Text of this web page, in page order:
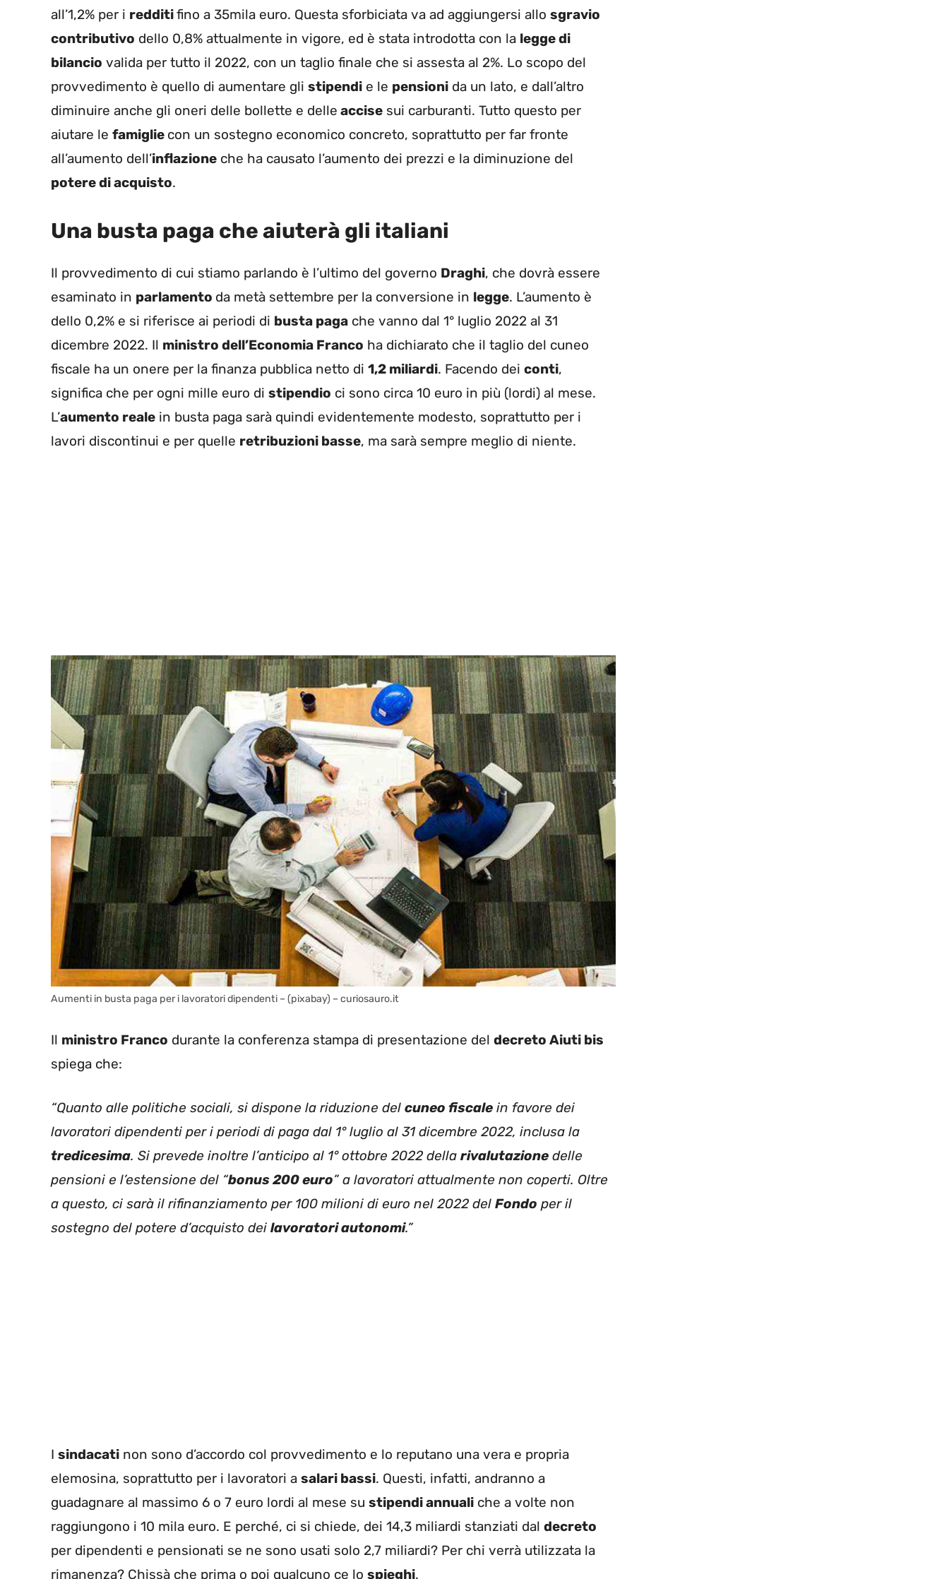
all’1,2% per i redditifino a 35mila euro. Questa sforbiciata va ad aggiungersi allo sgravio
contributivo dello 0,8% attualmente in vigore, ed è stata introdotta con la legge di
bilancio valida per tutto il 2022, con un taglio finale che si assesta al 2%. Lo scopo del
provvedimento è quello di aumentare gli stipendi e le pensioni da un lato, e dall’altro
diminuire anche gli oneri delle bollette e delle accise sui carburanti. Tutto questo per
aiutare le famiglie con un sostegno economico concreto, soprattutto per far fronte
all’aumento dell’inflazione che ha causato l’aumento dei prezzi e la diminuzione del
potere di acquisto.
Una busta paga che aiuterà gli italiani
Il provvedimento di cui stiamo parlando è l’ultimo del governo Draghi, che dovrà essere
esaminato in parlamento da metà settembre per la conversione in legge. L’aumento è
dello 0,2% e si riferisce ai periodi di busta paga che vanno dal 1° luglio 2022 al 31
dicembre 2022. Il ministro dell’Economia Franco ha dichiarato che il taglio del cuneo
fiscale ha un onere per la finanza pubblica netto di 1,2 miliardi. Facendo dei conti,
significa che per ogni mille euro di stipendio ci sono circa 10 euro in più (lordi) al mese.
L’aumento reale in busta paga sarà quindi evidentemente modesto, soprattutto per i
lavori discontinui e per quelle retribuzioni basse, ma sarà sempre meglio di niente.
Aumenti in busta paga per i lavoratori dipendenti – (pixabay) – curiosauro.it
Il ministro Franco durante la conferenza stampa di presentazione del decreto Aiuti bis
spiega che:
“Quanto alle politiche sociali, si dispone la riduzione del cuneo fiscale in favore dei
lavoratori dipendenti per i periodi di paga dal 1° luglio al 31 dicembre 2022, inclusa la
tredicesima. Si prevede inoltre l’anticipo al 1° ottobre 2022 della rivalutazione delle
pensioni e l’estensione del “bonus 200 euro” a lavoratori attualmente non coperti. Oltre
a questo, ci sarà il rifinanziamento per 100 milioni di euro nel 2022 del Fondo per il
sostegno del potere d’acquisto dei lavoratori autonomi.”
I sindacati non sono d’accordo col provvedimento e lo reputano una vera e propria
elemosina, soprattutto per i lavoratori a salari bassi. Questi, infatti, andranno a
guadagnare al massimo 6 o 7 euro lordi al mese su stipendi annuali che a volte non
raggiungono i 10 mila euro. E perché, ci si chiede, dei 14,3 miliardi stanziati dal decreto
per dipendenti e pensionati se ne sono usati solo 2,7 miliardi? Per chi verrà utilizzata la
rimanenza? Chissà che prima o poi qualcuno ce lo spieghi.